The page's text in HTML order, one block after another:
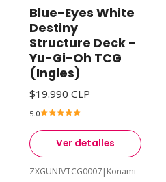
Blue-Eyes White
Destiny
Structure Deck -
Yu-Gi-Oh TCG
(Ingles)
$19.990 CLP
5.0
Ver detalles
ZXGUNIVTCG0007| Konami